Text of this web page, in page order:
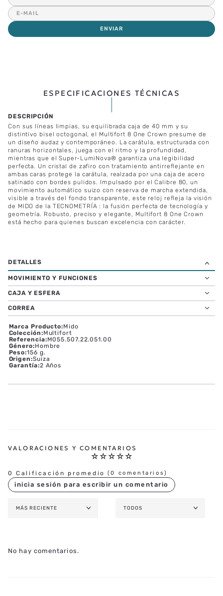
ENVIAR
ESPECIFICACIONES TÉCNICAS
Con sus líneas limpias, su equilibrada caja de 40 mm y su
distintivo bisel octogonal, el Multifort 8 One Crown presume de
un diseño audaz y contemporáneo. La carátula, estructurada con
ranuras horizontales, juega con el ritmo y la profundidad,
mientras que el Super-LumiNova® garantiza una legibilidad
perfecta. Un cristal de zafiro con tratamiento antirreflejante en
ambas caras protege la carátula, realzada por una caja de acero
satinado con bordes pulidos. Impulsado por el Calibre 80, un
movimiento automático suizo con reserva de marcha extendida,
visible a través del fondo transparente, este reloj refleja la visión
de MIDO de la TECNOMETRÍA : la fusión perfecta de tecnología y
geometría. Robusto, preciso y elegante, Multifort 8 One Crown
está hecho para quienes buscan excelencia con carácter.
MOVIMIENTO Y FUNCIONES
CAJA Y ESFERA
CORREA
Marca Producto:Mido
Colección:Multifort
Referencia:M055.507.22.051.00
Género:Hombre
Peso:156 g.
Origen:Suiza
Garantía:2 Años
☆ ☆ ☆ ☆ ☆
0 Calificación promedio (0 comentarios)
MÁS RECIENTE TODOS
No hay comentarios.